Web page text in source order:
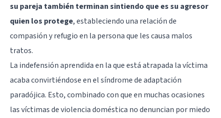
su pareja también terminan sintiendo que es su agresor
quien los protege, estableciendo una relación de
compasión y refugio en la persona que les causa malos
tratos.
La indefensión aprendida en la que está atrapada la víctima
acaba convirtiéndose en el síndrome de adaptación
paradójica. Esto, combinado con que en muchas ocasiones
las víctimas de violencia doméstica no denuncian por miedo